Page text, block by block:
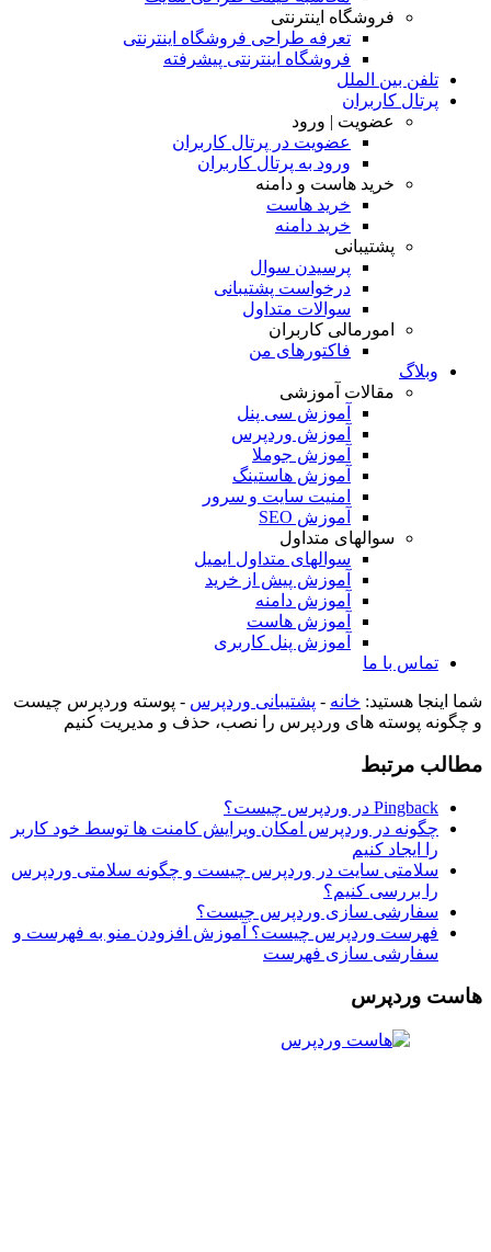
فروشگاه اینترنتی
تعرفه طراحی فروشگاه اینترنتی
فروشگاه اینترنتی پیشرفته
تلفن بین الملل
پرتال کاربران
عضویت | ورود
عضویت در پرتال کاربران
ورود به پرتال کاربران
خرید هاست و دامنه
خرید هاست
خرید دامنه
پشتیبانی
پرسیدن سوال
درخواست پشتیبانی
سوالات متداول
امورمالی کاربران
فاکتورهای من
وبلاگ
مقالات آموزشی
آموزش سی پنل
آموزش وردپرس
آموزش جوملا
آموزش هاستینگ
امنیت سایت و سرور
آموزش SEO
سوالهای متداول
سوالهای متداول ایمیل
آموزش پیش از خرید
آموزش دامنه
آموزش هاست
آموزش پنل کاربری
تماس با ما
شما اینجا هستید: خانه - پشتیبانی وردپرس - پوسته وردپرس چیست
و چگونه پوسته های وردپرس را نصب، حذف و مدیریت کنیم
مطالب مرتبط
Pingback در وردپرس چیست؟
چگونه در وردپرس امکان ویرایش کامنت ها توسط خود کاربر
را ایجاد کنیم
سلامتی سایت در وردپرس چیست و چگونه سلامتی وردپرس
را بررسی کنیم؟
سفارشی سازی وردپرس چیست؟
فهرست وردپرس چیست؟ آموزش افزودن منو به فهرست و
سفارشی سازی فهرست
هاست وردپرس